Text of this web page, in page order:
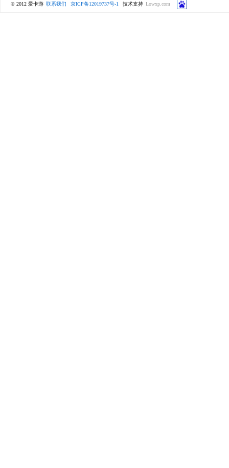
© 2012 爱卡游 联系我们 京ICP备12019737号-1 技术支持 Lowxp.com